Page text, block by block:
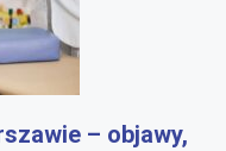
– objawy,